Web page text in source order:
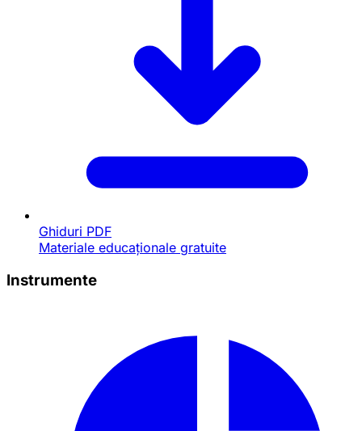
Ghiduri PDF
Materiale educaționale gratuite
Instrumente